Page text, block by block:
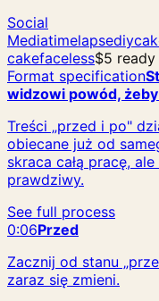
Social
Mediatimelapsediy
cakefaceless$5
Format specification
widzowi powód, żeby
Treści „przed i po"
obiecane już od
skraca całą pracę,
prawdziwy.
See full process
0:06Przed
Zacznij od stanu
zaraz się zmieni.